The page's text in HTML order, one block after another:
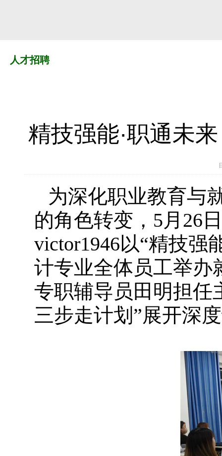
人才招聘
精技强能·职通未
为深化职业教育与
的角色转变，5月26
victor1946以“精技强
计专业全体员工举办
专职辅导员田明担任
三步走计划”展开深